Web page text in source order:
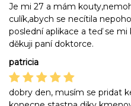
Je mi 27 a mám
culík,abych se necítila
poslední aplikace a teď se
děkuji paní doktorce.
patricia
dobry den, musím se pridat